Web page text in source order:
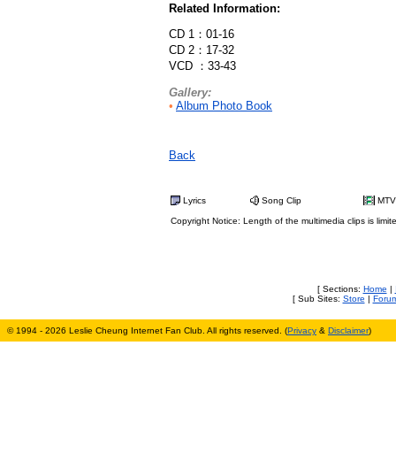
Related Information:
CD 1：01-16
CD 2：17-32
VCD ：33-43
Gallery:
• Album Photo Book
Back
Lyrics Song Clip MTV
Copyright Notice: Length of the multimedia clips is
[ Sections: Home |
[ Sub Sites: Store |
© 1994 - 2026 Leslie Cheung Internet Fan Club. All rights reserved. (Privacy & Disclaimer)